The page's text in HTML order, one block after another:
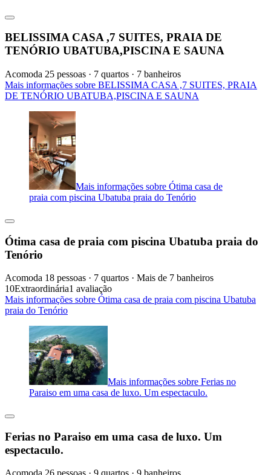
BELISSIMA CASA ,7 SUITES, PRAIA DE
TENÓRIO UBATUBA,PISCINA E SAUNA
Acomoda 25 pessoas · 7 quartos · 7 banheiros
Mais informações sobre BELISSIMA CASA ,7 SUITES, PRAIA
DE TENÓRIO UBATUBA,PISCINA E SAUNA
Mais informações sobre Ótima casa de
praia com piscina Ubatuba praia do Tenório
Ótima casa de praia com piscina Ubatuba praia do
Tenório
Acomoda 18 pessoas · 7 quartos · Mais de 7 banheiros
10Extraordinária1 avaliação
Mais informações sobre Ótima casa de praia com piscina Ubatuba
praia do Tenório
Mais informações sobre Ferias no
Paraiso em uma casa de luxo. Um espectaculo.
Ferias no Paraiso em uma casa de luxo. Um
espectaculo.